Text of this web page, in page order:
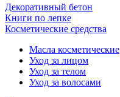
Декоративный бетон
Книги по лепке
Косметические средства
Масла косметические
Уход за лицом
Уход за телом
Уход за волосами